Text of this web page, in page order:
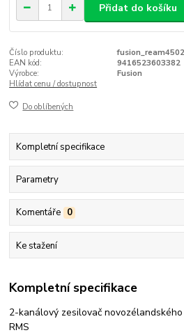
Přidat do košíku
Číslo produktu:
EAN kód:
9416523603382
Výrobce:
Fusion
Hlídat cenu / dostupnost
Do oblíbených
Kompletní specifikace
Parametry
Komentáře 0
Ke stažení
Kompletní specifikace
2-kanálový zesilovač
RMS